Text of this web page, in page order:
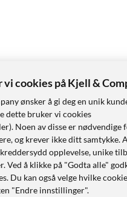
vi cookies på Kjell &
ønsker å gi deg en unik
dette bruker vi cookies
Noen av disse er nødvendige
og krever ikke ditt samtykke.
opplevelse, unike
Ved å klikke på "Godta alle"
Du kan også velge hvilke
"Endre innstillinger".